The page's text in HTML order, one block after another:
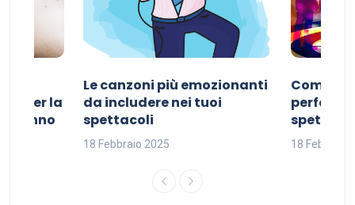
per la
sonno
Le canzoni più emozionanti
da includere nei tuoi
spettacoli
18 Febbraio 2025
Come
perfetta
18 Febbraio